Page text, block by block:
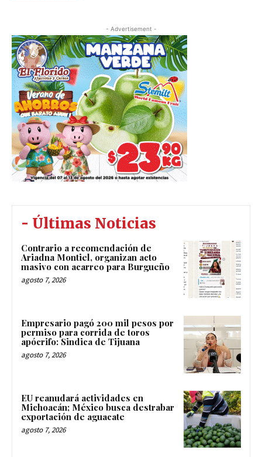
- Advertisement -
- Últimas Noticias
Contrario a recomendación de
Ariadna Montiel, organizan acto
masivo con acarreo para Burgueño
agosto 7, 2026
Empresario pagó 200 mil pesos por
permiso para corrida de toros
apócrifo: Sindica de Tijuana
agosto 7, 2026
EU reanudará actividades en
Michoacán; México busca destrabar
exportación de aguacate
agosto 7, 2026